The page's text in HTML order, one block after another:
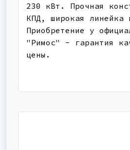
230 кВт. Прочная
КПД, широкая линейка
Приобретение у
"Римос" - гарантия
цены.